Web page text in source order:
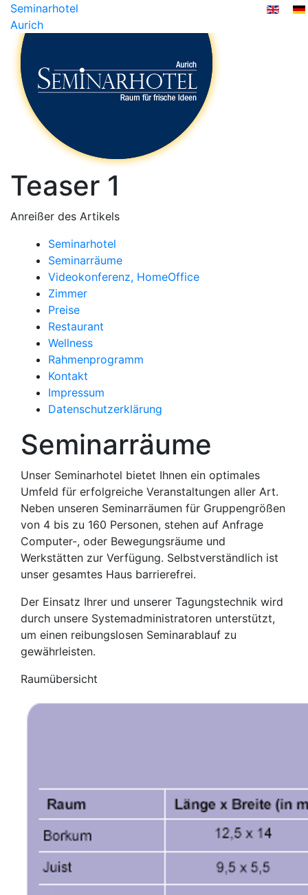
Seminarhotel
Aurich
Teaser 1
Anreißer des Artikels
Seminarhotel
Seminarräume
Videokonferenz, HomeOffice
Zimmer
Preise
Restaurant
Wellness
Rahmenprogramm
Kontakt
Impressum
Datenschutzerklärung
Seminarräume
Unser Seminarhotel bietet Ihnen ein optimales
Umfeld für erfolgreiche Veranstaltungen aller Art.
Neben unseren Seminarräumen für Gruppengrößen
von 4 bis zu 160 Personen, stehen auf Anfrage
Computer-, oder Bewegungsräume und
Werkstätten zur Verfügung. Selbstverständlich ist
unser gesamtes Haus barrierefrei.
Der Einsatz Ihrer und unserer Tagungstechnik wird
durch unsere Systemadministratoren unterstützt,
um einen reibungslosen Seminarablauf zu
gewährleisten.
Raumübersicht